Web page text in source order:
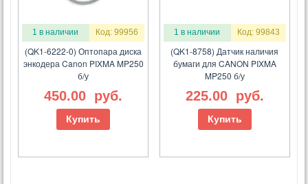
1 в наличии Код: 99956
(QK1-6222-0) Оптопара диска
энкодера Canon PIXMA MP250
б/у
450.00 руб.
Купить
1 в наличии Код: 99843
(QK1-8758) Датчик наличия
бумаги для CANON PIXMA
MP250 б/у
225.00 руб.
Купить